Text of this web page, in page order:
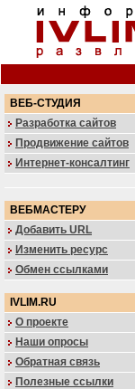
ВЕБ-СТУДИЯ
Разработка сайтов
Продвижение сайтов
Интернет-консалтинг
ВЕБМАСТЕРУ
Добавить URL
Изменить ресурс
Обмен ссылками
IVLIM.RU
О проекте
Наши опросы
Обратная связь
Полезные ссылки